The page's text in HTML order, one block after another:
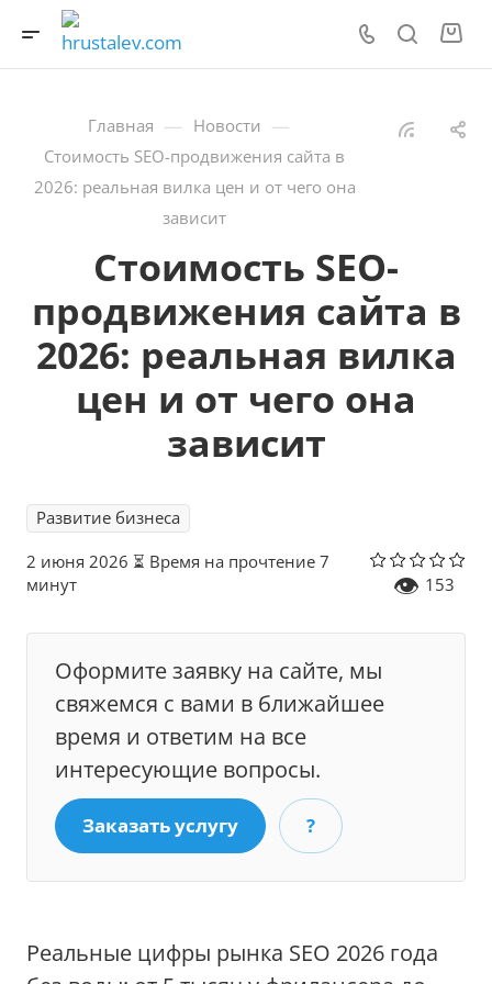
Главная — Новости —
Стоимость SEO-продвижения сайта в
2026: реальная вилка цен и от чего она
зависит
Стоимость SEO-
продвижения сайта в
2026: реальная вилка
цен и от чего она
зависит
Развитие бизнеса
2 июня 2026 ⏳ Время на прочтение 7
минут
👁 153
Оформите заявку на сайте, мы
свяжемся с вами в ближайшее
время и ответим на все
интересующие вопросы.
Заказать услугу ?
Реальные цифры рынка SEO 2026 года